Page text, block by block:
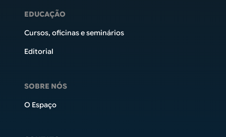
EDUCAÇÃO
Cursos, oficinas e seminários
Editorial
SOBRE NÓS
O Espaço